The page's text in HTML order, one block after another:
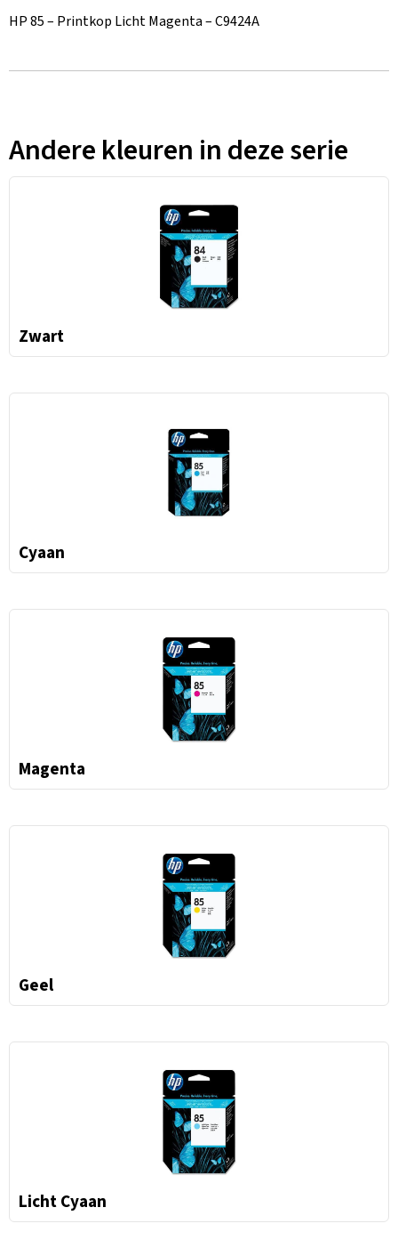
HP 85 – Printkop Licht Magenta – C9424A
Andere kleuren in deze serie
Zwart
Cyaan
Magenta
Geel
Licht Cyaan